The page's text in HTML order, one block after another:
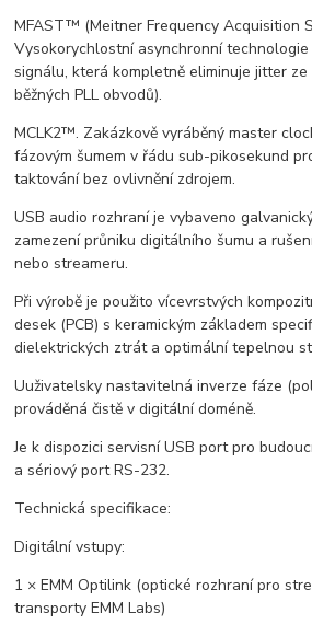
MFAST™ (Meitner Frequency Acquisition
Vysokorychlostní asynchronní
signálu, která kompletně eliminuje jitter
běžných PLL obvodů).
MCLK2™. Zakázkově vyráběný master
fázovým šumem v řádu sub-pikosekund
taktování bez ovlivnění zdrojem.
USB audio rozhraní je vybaveno
zamezení průniku digitálního šumu a
nebo streameru.
Při výrobě je použito vícevrstvých
desek (PCB) s keramickým základem
dielektrických ztrát a optimální tepelnou
Uuživatelsky nastavitelná inverze fáze
prováděná čistě v digitální doméně.
Je k dispozici servisní USB port pro
a sériový port RS-232.
Technická specifikace:
Digitální vstupy:
1 × EMM Optilink (optické rozhraní pro
transporty EMM Labs)